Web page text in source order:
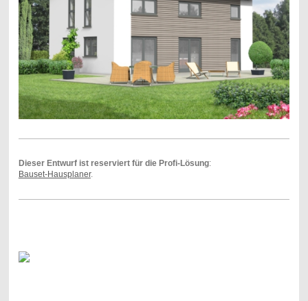
Dieser Entwurf ist reserviert für die Profi-Lösung:
Bauset-Hausplaner.